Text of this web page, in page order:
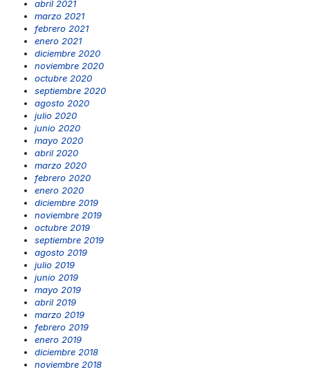
abril 2021
marzo 2021
febrero 2021
enero 2021
diciembre 2020
noviembre 2020
octubre 2020
septiembre 2020
agosto 2020
julio 2020
junio 2020
mayo 2020
abril 2020
marzo 2020
febrero 2020
enero 2020
diciembre 2019
noviembre 2019
octubre 2019
septiembre 2019
agosto 2019
julio 2019
junio 2019
mayo 2019
abril 2019
marzo 2019
febrero 2019
enero 2019
diciembre 2018
noviembre 2018